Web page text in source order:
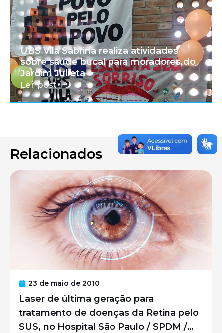
UBS Vila Sabrina realiza atividades
sobre saúde bucal para moradores do
Jardim Julieta
Ler post
Relacionados
23 de maio de 2010
Laser de última geração para
tratamento de doenças da Retina pelo
SUS, no Hospital São Paulo / SPDM /